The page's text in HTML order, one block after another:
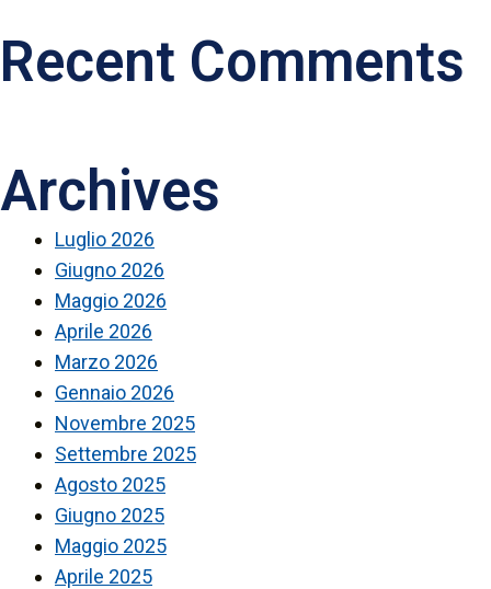
Recent Comments
Archives
Luglio 2026
Giugno 2026
Maggio 2026
Aprile 2026
Marzo 2026
Gennaio 2026
Novembre 2025
Settembre 2025
Agosto 2025
Giugno 2025
Maggio 2025
Aprile 2025